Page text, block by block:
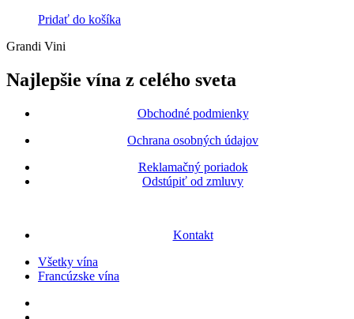
Pridať do košíka
Grandi Vini
Najlepšie vína z celého sveta
Obchodné podmienky
Ochrana osobných údajov
Reklamačný poriadok
Odstúpiť od zmluvy
Kontakt
Všetky vína
Francúzske vína